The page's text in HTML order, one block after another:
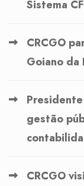
Sistema
CRCGO
Goiano da
gestão
CRCGO